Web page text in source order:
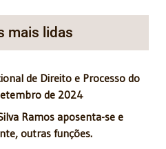
mais lidas
de Direito e Processo do
de 2024
Ramos aposenta-se e
outras funções.